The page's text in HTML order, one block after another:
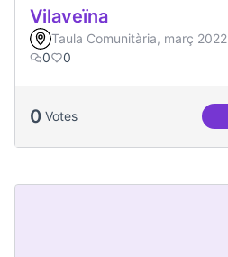
Vilaveïna
Taula Comunitària, març 2022
0
0
0 Votes